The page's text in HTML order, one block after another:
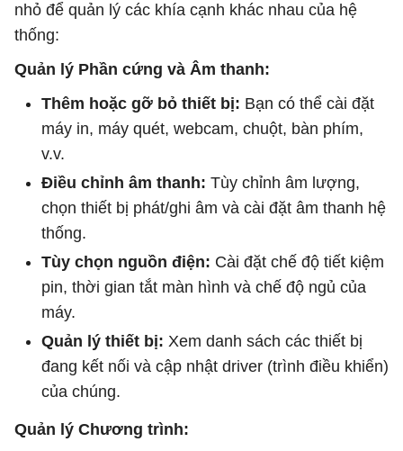
nhỏ để quản lý các khía cạnh khác nhau của hệ
thống:
Quản lý Phần cứng và Âm thanh:
Thêm hoặc gỡ bỏ thiết bị: Bạn có thể cài đặt
máy in, máy quét, webcam, chuột, bàn phím,
v.v.
Điều chỉnh âm thanh: Tùy chỉnh âm lượng,
chọn thiết bị phát/ghi âm và cài đặt âm thanh hệ
thống.
Tùy chọn nguồn điện: Cài đặt chế độ tiết kiệm
pin, thời gian tắt màn hình và chế độ ngủ của
máy.
Quản lý thiết bị: Xem danh sách các thiết bị
đang kết nối và cập nhật driver (trình điều khiển)
của chúng.
Quản lý Chương trình: